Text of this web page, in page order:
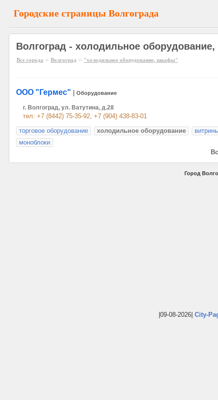
Городские страницы Волгограда
Волгоград - холодильное
Все города » Волгоград » "холодильное оборудование, шкафы"
ООО "Гермес" Оборудование
г. Волгоград, ул. Ватутина, д.28
тел: +7 (8442) 75-35-92, +7 (904) 438-83-01
торговое оборудование
холодильное оборудование
моноблоки
Город
|09-08-2026| City-